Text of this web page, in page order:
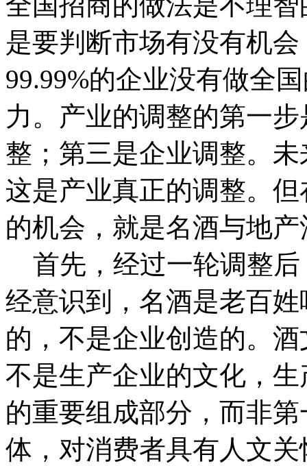
是要判断市场有没有机
99.99%的企业没有做全
力。产业的调整的第一
整；第三是企业调整。
这是产业真正的调整。
的机会，就是名酒与地
首先，经过一轮调整后
经意识到，名酒是老百
的，不是企业创造的。
不是生产企业的文化，
的重要组成部分，而非
体，对消费者具有人文